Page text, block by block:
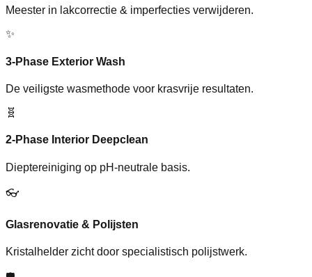
Meester in lakcorrectie & imperfecties verwijderen.
✨
3-Phase Exterior Wash
De veiligste wasmethode voor krasvrije resultaten.
🧬
2-Phase Interior Deepclean
Dieptereiniging op pH-neutrale basis.
👓
Glasrenovatie & Polijsten
Kristalhelder zicht door specialistisch polijstwerk.